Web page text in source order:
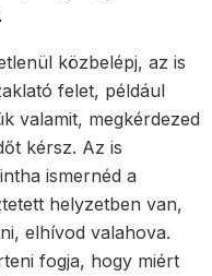
közbelépj, az is
felet, például
valamit, megkérdezed
kérsz. Az is
ismernéd a
helyzetben van,
elhívod valahova.
fogja, hogy miért